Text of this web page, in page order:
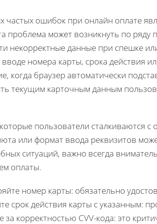
частых ошибок при онлайн оплате
проблема может возникнуть по
некорректные данные при спешке
номера карты, срока действия
когда браузер автоматически
текущим карточным данным
пользователи сталкиваются
или формат ввода реквизитов
ситуаций, важно всегда
оплаты.
номер карты: обязательно
срок действия карты с указанным:
за корректностью CVV-кода: это